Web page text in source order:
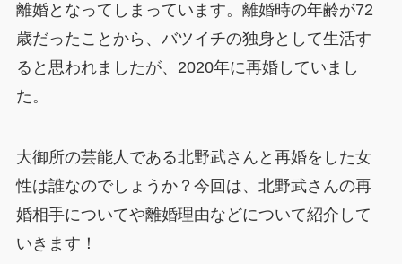
離婚となってしまっています。離婚時の年齢が72
歳だったことから、バツイチの独身として生活す
ると思われましたが、2020年に再婚していまし
た。
大御所の芸能人である北野武さんと再婚をした女
性は誰なのでしょうか？今回は、北野武さんの再
婚相手についてや離婚理由などについて紹介して
いきます！